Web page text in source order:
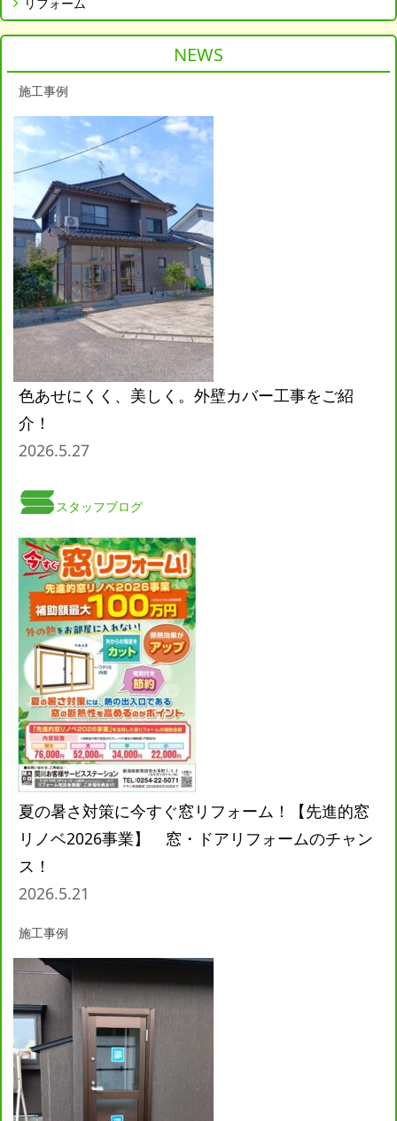
NEWS
施工事例
色あせにくく、美しく。外壁カバー工事をご紹
介！
2026.5.27
スタッフブログ
夏の暑さ対策に今すぐ窓リフォーム！【先進的窓
リノベ2026事業】 窓・ドアリフォームのチャン
ス！
2026.5.21
施工事例